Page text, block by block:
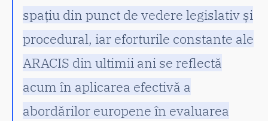
spațiu din punct de vedere legislativ și
procedural, iar eforturile constante ale
ARACIS din ultimii ani se reflectă
acum în aplicarea efectivă a
abordărilor europene în evaluarea